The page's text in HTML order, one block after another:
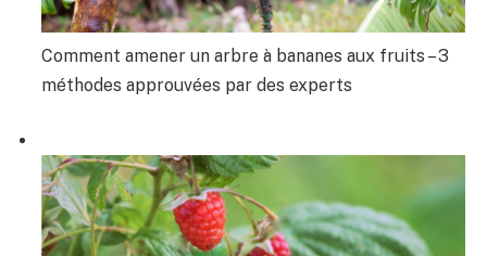
Comment amener un arbre à bananes aux fruits – 3
méthodes approuvées par des experts